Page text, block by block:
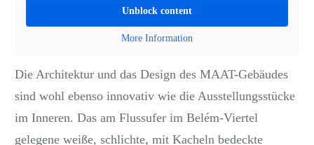
Unblock content
More Information
Die Architektur und das Design des MAAT-Gebäudes
sind wohl ebenso innovativ wie die Ausstellungsstücke
im Inneren. Das am Flussufer im Belém-Viertel
gelegene weiße, schlichte, mit Kacheln bedeckte